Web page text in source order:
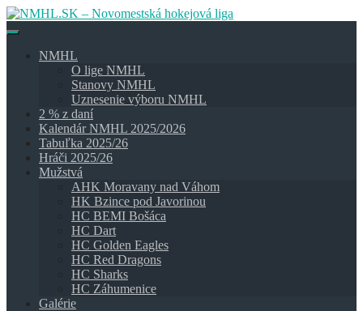
Skip
to
NMHL
O lige NMHL
Stanovy NMHL
Uznesenie výboru NMHL
2 % z daní
Kalendár NMHL 2025/2026
Tabuľka 2025/26
Hráči 2025/26
Mužstvá
AHK Moravany nad Váhom
HK Bzince pod Javorinou
HC BEMI Bošáca
HC Dart
HC Golden Eagles
HC Red Dragons
HC Sharks
HC Záhumenice
Galérie